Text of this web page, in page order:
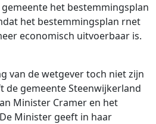
het bestemmingsplan
het bestemmingsplan rnet
economisch uitvoerbaar is.
van de wetgever toch niet zijn
de gemeente Steenwijkerland
Minister Cramer en het
Minister geeft in haar